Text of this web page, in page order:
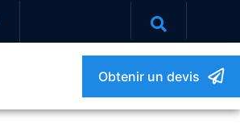
Obtenir un devis